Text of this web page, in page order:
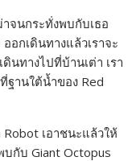
จนกระทั่งพบกับเธอ
อกเดินทางแล้วเราจะ
ดินทางไปที่บ้านเต่า เรา
ฐานใต้น้ำของ Red
เอาชนะแล้วให้
บกับ Giant Octopus